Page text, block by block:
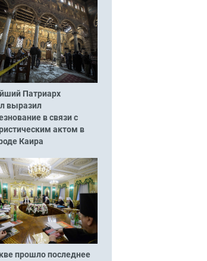
Патриарх
выразил
в связи с
актом в
Каира
прошло последнее